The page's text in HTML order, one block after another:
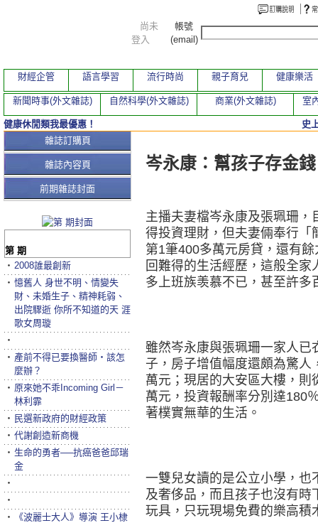
本期文章
岑永康：幫孩子存金
主播夫妻檔岑永康及張珮珊
得投資理財，但夫妻倆奉行「
第1筆400多萬元房貸，還有
回難得的生活經歷，這般全
多上班族羡慕不已，甚至許
雖然岑永康與張珮珊一家人已
子，房子增值幅度還頗為驚
萬元；現居的大安區大樓，
萬元，投資報酬率分別達180
著樸實無華的生活。
一雙兒女讀的是公立小學，也
及奢侈品，而且孩子也沒有
玩具，只玩現場免費的樂高積
雜誌訂購頁
雜誌內容頁
前期雜誌封面
第 期
‧ 2008誰最創新
‧ 憶舊人 身世不明、情變失
財、未婚生子、精神耗弱、
出院驟逝 你所不知道的天 涯
歌女周璇
‧
‧ 產前不得已要換醫師‧該怎
麼辦？
‧ 原來她不乖Incoming Girl－
林利霏
‧ 民選新政府的財經政策
‧ 代謝創造新商機
‧ 生命的勇者──抗癌爸爸邱瑞
金
‧
‧
‧
《波麗士大人》導演 王小棣
尚未
登入
帳號
(email)
財經企管 語言學習 流行時尚 親子育兒 健康樂活
新聞時事(外文雜誌) 自然科學(外文雜誌) 商業(外文雜誌) 室
健康休閒類我最優惠！ 史